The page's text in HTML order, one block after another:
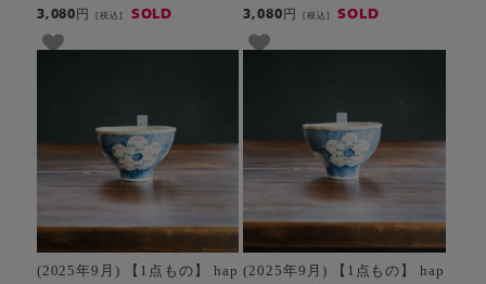
3,080円[税込] SOLD 3,080円 [税込] SOLD
(2025年9月) 【1点もの】 hap (2025年9月) 【1点もの】 hap